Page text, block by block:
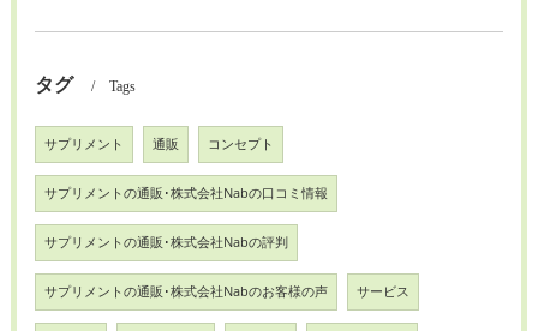
タグ Tags
サプリメント 通販 コンセプト
サプリメントの通販･株式会社Nabの口コミ情報
サプリメントの通販･株式会社Nabの評判
サプリメントの通販･株式会社Nabのお客様の声 サービス